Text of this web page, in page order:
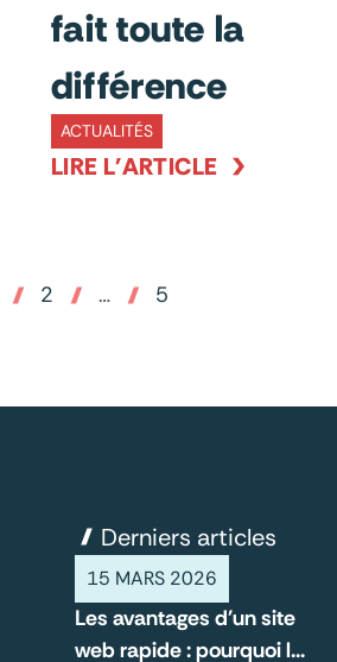
fait toute la
différence
ACTUALITÉS
LIRE L'ARTICLE
2 … 5
Derniers articles
15 MARS 2026
Les avantages d'un site
web rapide : pourquoi la